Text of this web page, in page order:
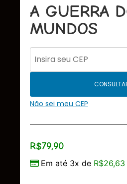
A GUERRA
MUNDOS
Não sei meu CEP
R$79,90
Em até 3x de R$26,63